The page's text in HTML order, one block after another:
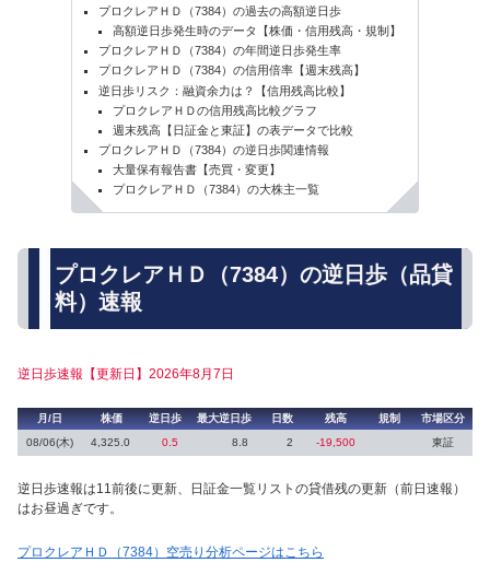
プロクレアＨＤ（7384）の過去の高額逆日歩
高額逆日歩発生時のデータ【株価・信用残高・規制】
プロクレアＨＤ（7384）の年間逆日歩発生率
プロクレアＨＤ（7384）の信用倍率【週末残高】
逆日歩リスク：融資余力は？【信用残高比較】
プロクレアＨＤの信用残高比較グラフ
週末残高【日証金と東証】の表データで比較
プロクレアＨＤ（7384）の逆日歩関連情報
大量保有報告書【売買・変更】
プロクレアＨＤ（7384）の大株主一覧
プロクレアＨＤ（7384）の逆日歩（品貸
料）速報
逆日歩速報【更新日】2026年8月7日
月/日 株価 逆日歩 最大逆日歩 日数 残高 規制
市場区分
08/06(木)
4,325.0 0.5 8.8 2 -19,500 東証
逆日歩速報は11前後に更新、日証金一覧リストの貸借残の更新（前日速報）
はお昼過ぎです。
プロクレアＨＤ（7384）空売り分析ページはこちら